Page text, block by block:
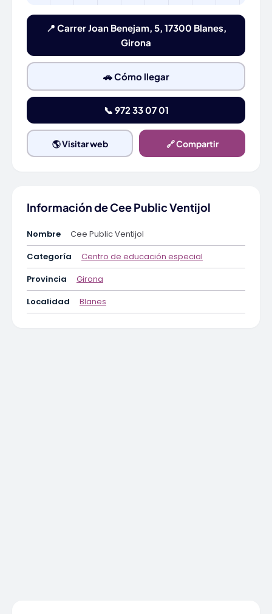
📍 Carrer Joan Benejam, 5, 17300 Blanes,
Girona
🚗 Cómo llegar
📞 972 33 07 01
🌎 Visitar web 🔗 Compartir
Información de Cee Public Ventijol
Nombre
Cee Public Ventijol
Categoría
Centro de educación especial
Provincia
Girona
Localidad
Blanes